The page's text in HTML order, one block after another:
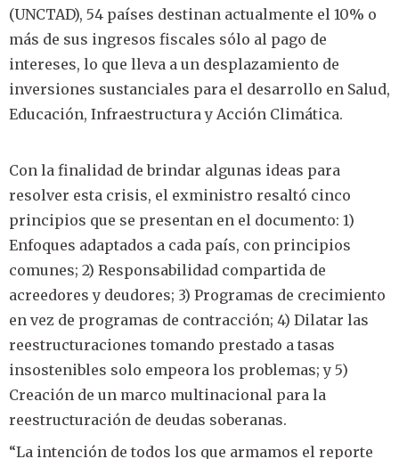
(UNCTAD), 54 países destinan actualmente el 10% o
más de sus ingresos fiscales sólo al pago de
intereses, lo que lleva a un desplazamiento de
inversiones sustanciales para el desarrollo en Salud,
Educación, Infraestructura y Acción Climática.
Con la finalidad de brindar algunas ideas para
resolver esta crisis, el exministro resaltó cinco
principios que se presentan en el documento: 1)
Enfoques adaptados a cada país, con principios
comunes; 2) Responsabilidad compartida de
acreedores y deudores; 3) Programas de crecimiento
en vez de programas de contracción; 4) Dilatar las
reestructuraciones tomando prestado a tasas
insostenibles solo empeora los problemas; y 5)
Creación de un marco multinacional para la
reestructuración de deudas soberanas.
“La intención de todos los que armamos el reporte